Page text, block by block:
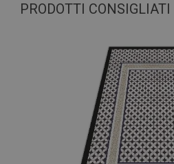
PRODOTTI CONSIGLIATI